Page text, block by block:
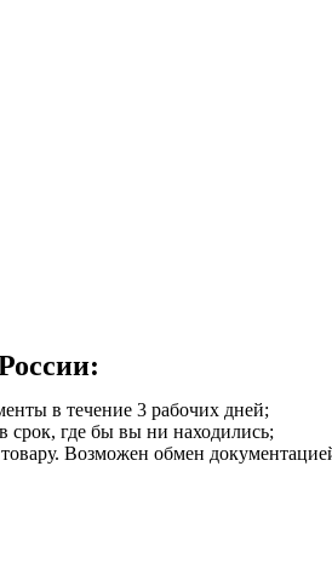
в течение 3 рабочих дней;
срок, где бы вы ни находились;
Возможен обмен